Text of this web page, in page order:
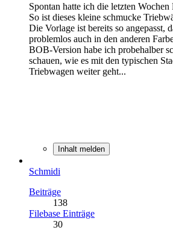
Spontan hatte ich die letzten
So ist dieses kleine schmucke
Die Vorlage ist bereits so angepasst,
problemlos auch in den anderen
BOB-Version habe ich probehalber
schauen, wie es mit den typischen
Triebwagen weiter geht...
Inhalt melden
Schmidi
Beiträge
138
Filebase Einträge
30